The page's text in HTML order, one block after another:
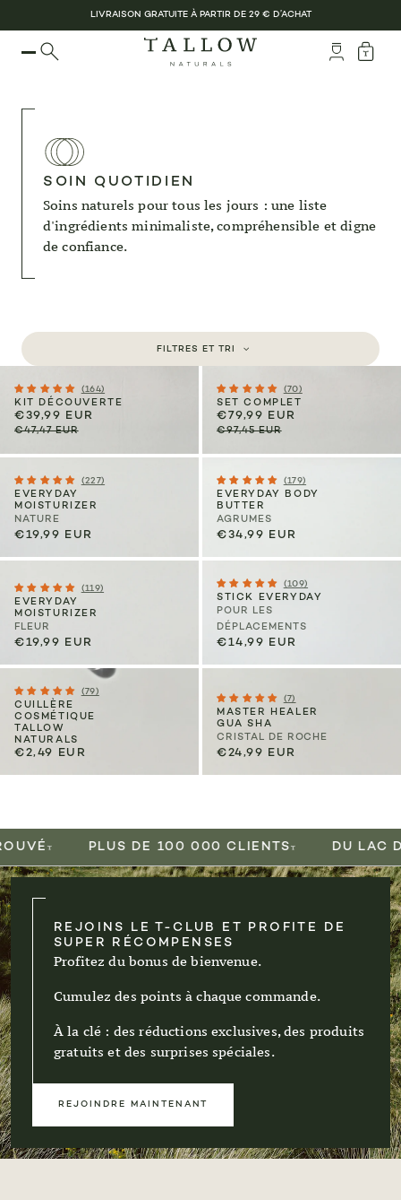
LIVRAISON GRATUITE À PARTIR DE 29 € D’ACHAT
SOIN QUOTIDIEN
Soins naturels pour tous les jours : une liste
d'ingrédients minimaliste, compréhensible et digne
de confiance.
FILTRES ET TRI
(164)
KIT DÉCOUVERTE
€39,99 EUR
€47,47 EUR
(70)
SET COMPLET
€79,99 EUR
€97,45 EUR
(227)
EVERYDAY
MOISTURIZER
NATURE
€19,99 EUR
(179)
EVERYDAY BODY
BUTTER
AGRUMES
€34,99 EUR
(119)
EVERYDAY
MOISTURIZER
FLEUR
€19,99 EUR
(109)
STICK EVERYDAY
POUR LES
DÉPLACEMENTS
€14,99 EUR
(79)
CUILLÈRE
COSMÉTIQUE
TALLOW
NATURALS
€2,49 EUR
(7)
MASTER HEALER
GUA SHA
CRISTAL DE ROCHE
€24,99 EUR
PLUS DE 100 000 CLIENTS DU LAC DE
REJOINS LE T-CLUB ET PROFITE DE
SUPER RÉCOMPENSES
Profitez du bonus de bienvenue.
Cumulez des points à chaque commande.
À la clé : des réductions exclusives, des produits
gratuits et des surprises spéciales.
REJOINDRE MAINTENANT